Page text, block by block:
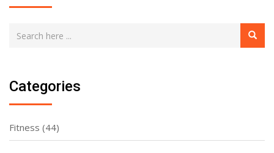
Categories
Fitness (44)